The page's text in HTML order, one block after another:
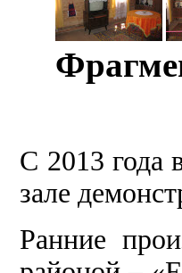
­
С 2013 года
зале
Ранние